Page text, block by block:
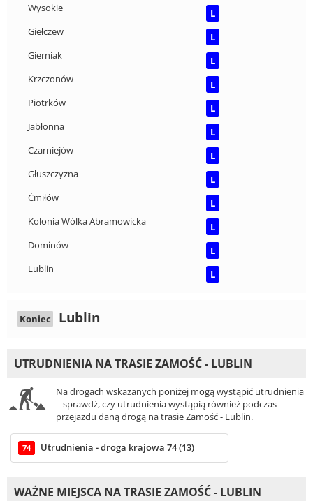
Wysokie
L
Giełczew
L
Gierniak
L
Krzczonów
L
Piotrków
L
Jabłonna
L
Czarniejów
L
Głuszczyzna
L
Ćmiłów
L
Kolonia Wólka Abramowicka
L
Dominów
L
Lublin
L
Koniec Lublin
UTRUDNIENIA NA TRASIE ZAMOŚĆ - LUBLIN
Na drogach wskazanych poniżej mogą wystąpić utrudnienia
– sprawdź, czy utrudnienia wystąpią również podczas
przejazdu daną drogą na trasie Zamość - Lublin.
74 Utrudnienia - droga krajowa 74 (13)
WAŻNE MIEJSCA NA TRASIE ZAMOŚĆ - LUBLIN